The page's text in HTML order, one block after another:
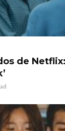
de Netflix: